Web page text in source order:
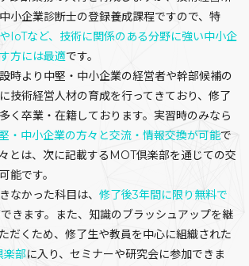
小企業診断士の登録養成課程ですので、特
IoTなど、技術に関係のある分野に強い中小企
方には最適です。
時より中堅・中小企業の経営者や幹部候補の
技術経営人材の育成を行ってきており、修了
く卒業・在籍しております。実習時のみなら
・中小企業の方々と交流・情報交換が可能で
とは、次に記載するMOT倶楽部を通じての交
能です。
なかった科目は、 修了後3年間に限り無料で
きます。また、知識のブラッシュアップを継
だくため、修了生や教員を中心に組織された
楽部に入り、セミナーや研究会に参加できま